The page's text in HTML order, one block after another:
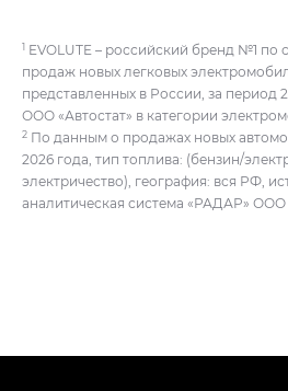
1 EVOLUTE – российский бренд №1
продаж новых легковых
представленных в России, за период
ООО «Автостат» в категории
2 По данным о продажах новых
2026 года, тип топлива: (бензин/
электричество), география: вся РФ,
аналитическая система «РАДАР»